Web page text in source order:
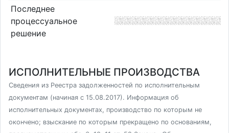
Последнее
процессуальное
решение
ИСПОЛНИТЕЛЬНЫЕ ПРОИЗВОДСТВА
Сведения из Реестра задолженностей по исполнительным
документам (начиная с 15.08.2017). Информация об
исполнительных документах, производство по которым не
окончено; взыскание по которым прекращено по основаниям,